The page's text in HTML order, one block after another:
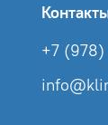
+7 (978)